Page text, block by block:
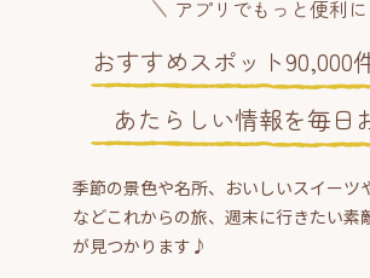
アプリでもっと便利に
おすすめスポット90,000
あたらしい情報を毎日
季節の景色や名所、おいしいスイーツ
などこれからの旅、週末に行きたい素
が見つかります♪